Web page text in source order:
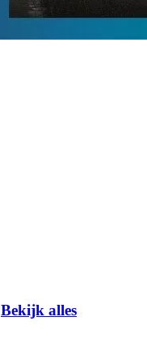
Bekijk alles